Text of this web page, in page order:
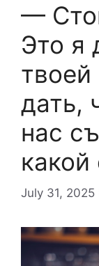
k
—
Это я
дать,
нас
July 31, 2025